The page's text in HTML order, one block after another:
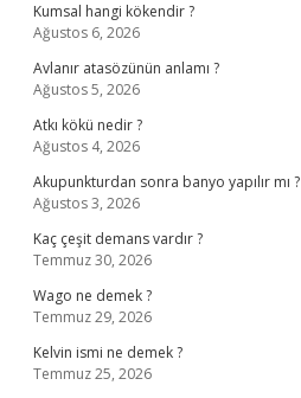
Kumsal hangi kökendir ?
Ağustos 6, 2026
Avlanır atasözünün anlamı ?
Ağustos 5, 2026
Atkı kökü nedir ?
Ağustos 4, 2026
Akupunkturdan sonra banyo yapılır mı ?
Ağustos 3, 2026
Kaç çeşit demans vardır ?
Temmuz 30, 2026
Wago ne demek ?
Temmuz 29, 2026
Kelvin ismi ne demek ?
Temmuz 25, 2026